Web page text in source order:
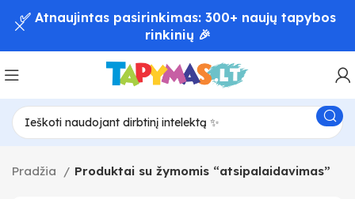
Pradžia Produktai su žymomis “atsipalaidavimas”
✅ Atnaujintas pasirinkimas: 300+ naujų tapybos
rinkinių 🎉